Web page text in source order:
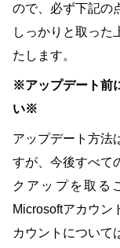
ので、必ず下記の
しっかりと取った
たします。
※アップデート前
い※
アップデート方法
すが、今後すべて
クアップを取る
Microsoftアカウン
カウントについて